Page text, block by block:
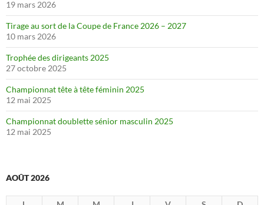
19 mars 2026
Tirage au sort de la Coupe de France 2026 – 2027
10 mars 2026
Trophée des dirigeants 2025
27 octobre 2025
Championnat tête à tête féminin 2025
12 mai 2025
Championnat doublette sénior masculin 2025
12 mai 2025
AOÛT 2026